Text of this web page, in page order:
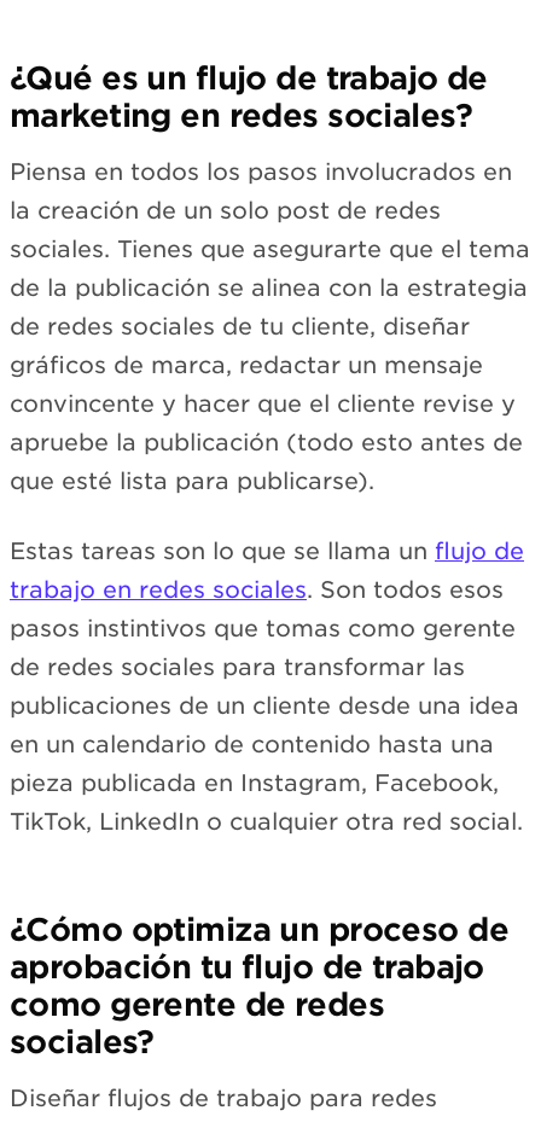
¿Qué es un flujo de trabajo de
marketing en redes sociales?
Piensa en todos los pasos involucrados en
la creación de un solo post de redes
sociales. Tienes que asegurarte que el tema
de la publicación se alinea con la estrategia
de redes sociales de tu cliente, diseñar
gráficos de marca, redactar un mensaje
convincente y hacer que el cliente revise y
apruebe la publicación (todo esto antes de
que esté lista para publicarse).
Estas tareas son lo que se llama un flujo de
trabajo en redes sociales. Son todos esos
pasos instintivos que tomas como gerente
de redes sociales para transformar las
publicaciones de un cliente desde una idea
en un calendario de contenido hasta una
pieza publicada en Instagram, Facebook,
TikTok, LinkedIn o cualquier otra red social.
¿Cómo optimiza un proceso de
aprobación tu flujo de trabajo
como gerente de redes
sociales?
Diseñar flujos de trabajo para redes